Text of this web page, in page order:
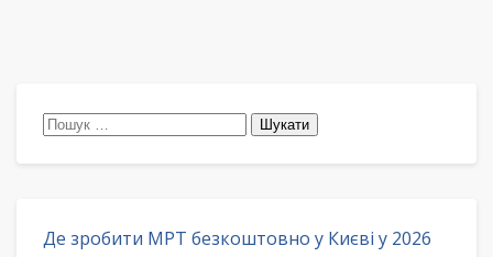
Пошук:
Де зробити МРТ безкоштовно у Києві у 2026